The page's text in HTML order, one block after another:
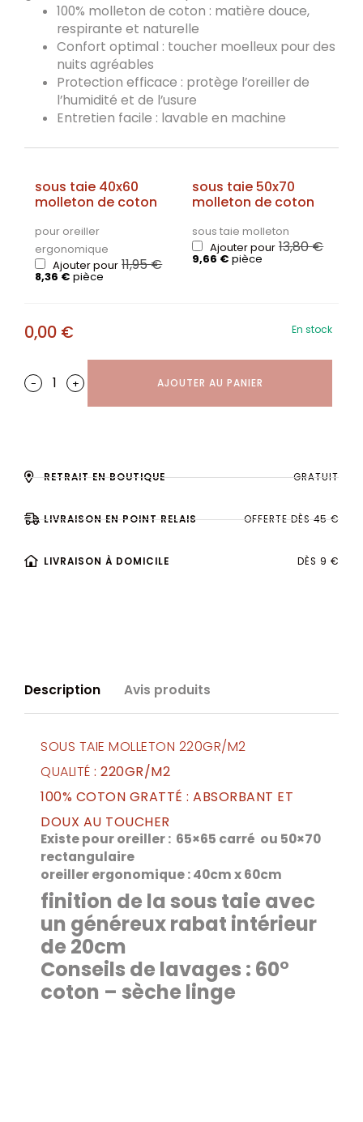
100% molleton de coton : matière douce,
respirante et naturelle
Confort optimal : toucher moelleux pour des
nuits agréables
Protection efficace : protège l’oreiller de
l’humidité et de l’usure
Entretien facile : lavable en machine
sous taie 40x60
molleton de coton
pour oreiller
ergonomique
Ajouter pour 11,95€
8,36 € pièce
sous taie 50x70
molleton de coton
sous taie molleton
Ajouter pour 13,80€
9,66 € pièce
0,00 € En stock
- + AJOUTER AU PANIER
RETRAIT EN BOUTIQUE GRATUIT
LIVRAISON EN POINT RELAIS OFFERTE DÈS 45 €
LIVRAISON À DOMICILE DÈS 9 €
Description Avis produits
SOUS TAIE MOLLETON 220GR/M2
QUALITÉ : 220GR/M2
100% COTON GRATTÉ : ABSORBANT ET
DOUX AU TOUCHER
Existe pour oreiller : 65×65 carré ou 50×70
rectangulaire
oreiller ergonomique : 40cm x 60cm
finition de la sous taie avec
un généreux rabat intérieur
de 20cm
Conseils de lavages : 60°
coton – sèche linge